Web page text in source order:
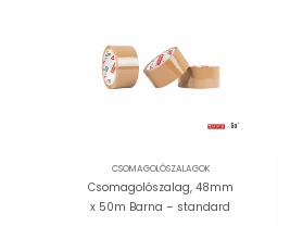
CSOMAGOLÓSZALAGOK
Csomagolószalag, 48mm
x 50m Barna – standard